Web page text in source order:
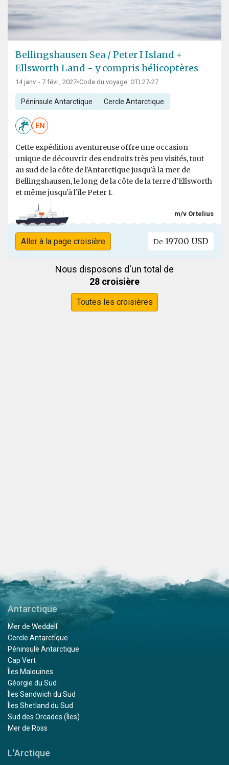
Bellingshausen Sea / Peter I Island +
Ellsworth Land - y compris hélicoptères
14 janv. - 7 févr., 2027•Code du voyage: OTL27-27
Péninsule Antarctique Cercle Antarctique
EN
Cette expédition aventureuse offre une occasion
unique de découvrir des endroits très peu visités, tout
au sud de la côte de l'Antarctique jusqu'à la mer de
Bellingshausen, le long de la côte de la terre d'Ellsworth
et même jusqu'à l'île Peter I.
m/v Ortelius
Aller à la page croisière De 19700 USD
Nous disposons d'un total de
28 croisière
Toutes les croisières
Antarctique
Mer de Weddell
Cercle Antarctique
Péninsule Antarctique
Cap Vert
Îles Malouines
Géorgie du Sud
Îles Sandwich du Sud
Îles Shetland du Sud
Sud des Orcades (Îles)
Mer de Ross
L'Arctique